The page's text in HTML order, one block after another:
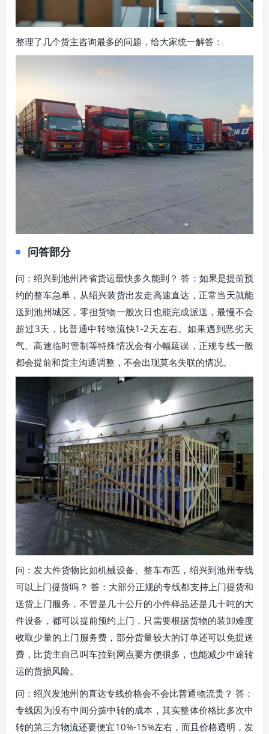
整理了几个货主咨询最多的问题，给大家统一解答：
问答部分
问：绍兴到池州跨省货运最快多久能到？ 答：如果是提前预
约的整车急单，从绍兴装货出发走高速直达，正常当天就能
送到池州城区，零担货物一般次日也能完成派送，最慢不会
超过3天，比普通中转物流快1-2天左右。如果遇到恶劣天
气、高速临时管制等特殊情况会有小幅延误，正规专线一般
都会提前和货主沟通调整，不会出现莫名失联的情况。
问：发大件货物比如机械设备、整车布匹，绍兴到池州专线
可以上门提货吗？ 答：大部分正规的专线都支持上门提货和
送货上门服务，不管是几十公斤的小件样品还是几十吨的大
件设备，都可以提前预约上门，只需要根据货物的装卸难度
收取少量的上门服务费，部分货量较大的订单还可以免提送
费，比货主自己叫车拉到网点要方便很多，也能减少中途转
运的货损风险。
问：绍兴发池州的直达专线价格会不会比普通物流贵？ 答：
专线因为没有中间分拨中转的成本，其实整体价格比多次中
转的第三方物流还要便宜10%-15%左右，而且价格透明，发